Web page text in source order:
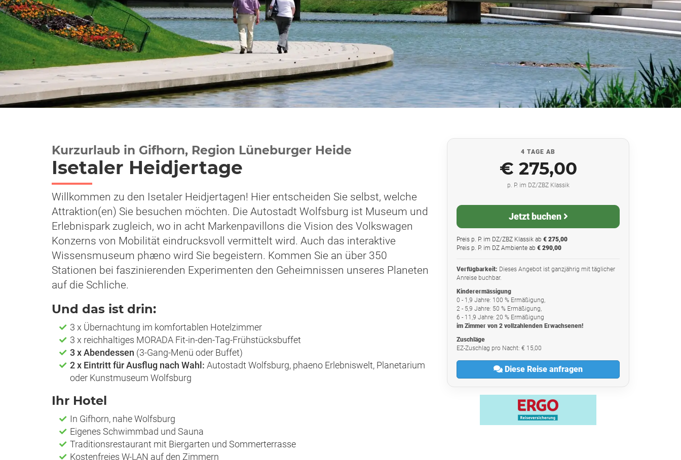
Kurzurlaub in Gifhorn, Region Lüneburger Heide
Isetaler Heidjertage
Willkommen zu den Isetaler Heidjertagen! Hier entscheiden Sie selbst, welche
Attraktion(en) Sie besuchen möchten. Die Autostadt Wolfsburg ist Museum und
Erlebnispark zugleich, wo in acht Markenpavillons die Vision des Volkswagen
Konzerns von Mobilität eindrucksvoll vermittelt wird. Auch das interaktive
Wissensmuseum phæno wird Sie begeistern. Kommen Sie an über 350
Stationen bei faszinierenden Experimenten den Geheimnissen unseres Planeten
auf die Schliche.
Und das ist drin:
3 x Übernachtung im komfortablen Hotelzimmer
3 x reichhaltiges MORADA Fit-in-den-Tag-Frühstücksbuffet
3 x Abendessen (3-Gang-Menü oder Buffet)
2 x Eintritt für Ausflug nach Wahl: Autostadt Wolfsburg, phaeno Erlebniswelt, Planetarium
oder Kunstmuseum Wolfsburg
Ihr Hotel
In Gifhorn, nahe Wolfsburg
Eigenes Schwimmbad und Sauna
Traditionsrestaurant mit Biergarten und Sommerterrasse
Kostenfreies W-LAN auf den Zimmern
4 TAGE AB
€ 275,00
p. P. im DZ/ZBZ Klassik
Jetzt buchen
Preis p. P. im DZ/ZBZ Klassik ab € 275,00
Preis p. P. im DZ Ambiente ab € 290,00
Verfügbarkeit: Dieses Angebot ist ganzjährig mit täglicher
Anreise buchbar.
Kinderermässigung
0 - 1,9 Jahre: 100 % Ermäßigung,
2 - 5,9 Jahre: 50 % Ermäßigung,
6 - 11,9 Jahre: 20 % Ermäßigung
im Zimmer von 2 vollzahlenden Erwachsenen!
Zuschläge
EZ-Zuschlag pro Nacht: € 15,00
Diese Reise anfragen